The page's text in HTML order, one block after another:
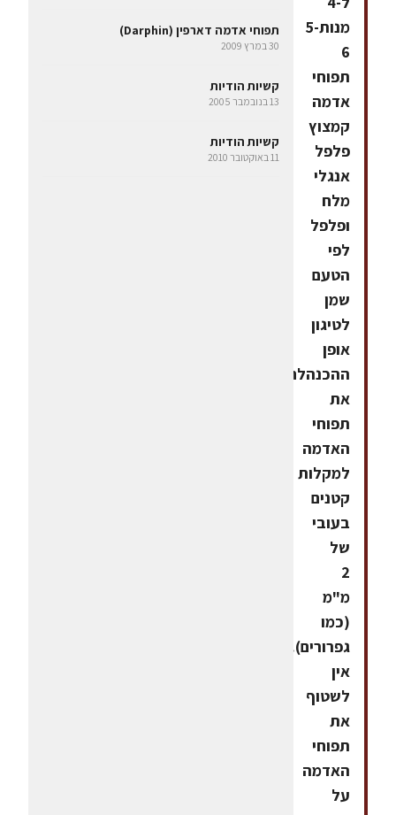
מנות5-
6
תפוחי
אדמה
קמצוץ
פלפל
אנגלי
מלח
ופלפל
לפי
הטעם
שמן
לטיגון
אופן
ההכנהלחתוך
את
תפוחי
האדמה
למקלות
קטנים
בעובי
של
2
מ"מ
(כמו
גפרורים).
אין
לשטוף
את
תפוחי
האדמה
על
תפוחי אדמה דארפין (Darphin)
30 במרץ 2009
קשיות הודיות
13 בנובמבר 2005
קשיות הודיות
11 באוקטובר 2010